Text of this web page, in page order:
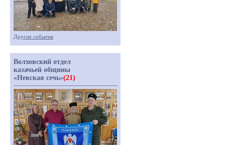
Другие события
Волховский отдел
казачьей общины
«Невская сечь»(21)